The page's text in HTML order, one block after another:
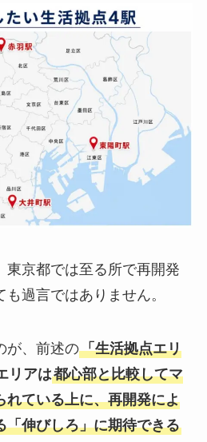
東京都では至る所で再開発
過言ではありません。
が、前述の「生活拠点エリ
リアは都心部と比較してマ
れている上に、再開発によ
「伸びしろ」に期待できる